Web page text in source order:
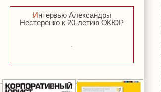
Интервью Александры
Нестеренко к 20-летию ОКЮР